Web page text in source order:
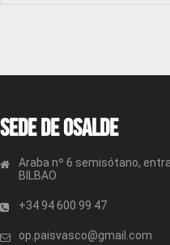
Sede de OSALDE
Araba nº 6 semisótano,
BILBAO
+34 94 600 99 47
op.paisvasco@gmail.com